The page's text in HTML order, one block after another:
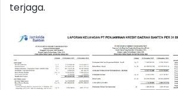
terjaga.